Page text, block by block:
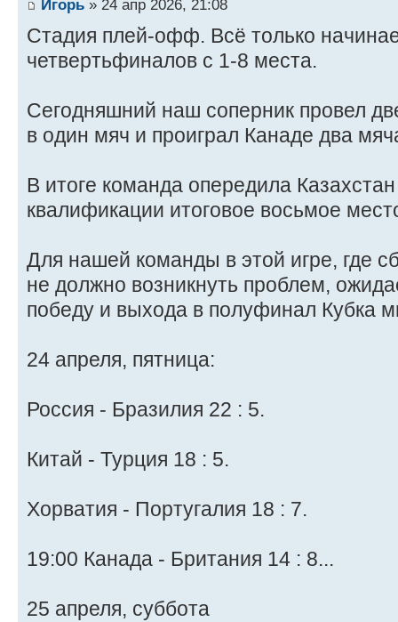
Игорь » 24 апр 2026, 21:08
Стадия плей-офф. Всё только
четвертьфиналов с 1-8 места.
Сегодняшний наш соперник провел
в один мяч и проиграл Канаде два
В итоге команда опередила
квалификации итоговое восьмое
Для нашей команды в этой игре, где
не должно возникнуть проблем,
победу и выхода в полуфинал Кубка
24 апреля, пятница:
Россия - Бразилия 22 : 5.
Китай - Турция 18 : 5.
Хорватия - Португалия 18 : 7.
19:00 Канада - Британия 14 : 8...
25 апреля, суббота